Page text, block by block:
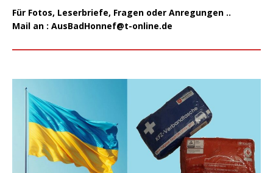
Für Fotos, Leserbriefe, Fragen oder Anregungen ..
Mail an : AusBadHonnef@t-online.de